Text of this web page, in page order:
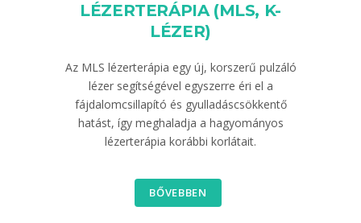
LÉZERTERÁPIA (MLS, K-
LÉZER)
Az MLS lézerterápia egy új, korszerű pulzáló
lézer segítségével egyszerre éri el a
fájdalomcsillapító és gyulladáscsökkentő
hatást, így meghaladja a hagyományos
lézerterápia korábbi korlátait.
BŐVEBBEN